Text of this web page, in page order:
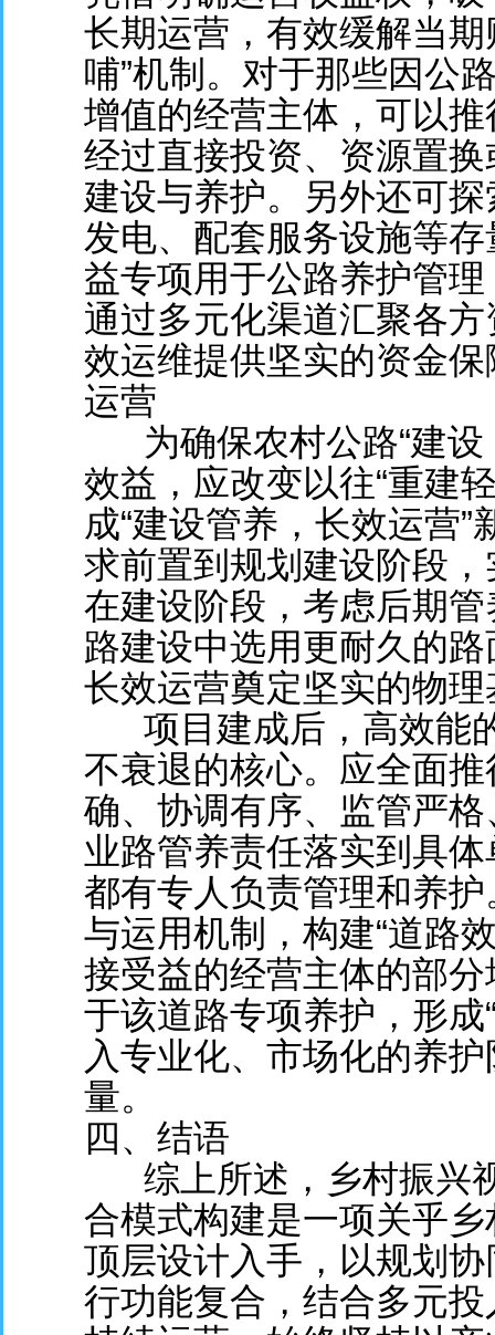
长期运营，有效缓解当
哺”机制。对于那些因公
增值的经营主体，可以
经过直接投资、资源置
建设与养护。另外还可
发电、配套服务设施等
益专项用于公路养护管
通过多元化渠道汇聚各
效运维提供坚实的资金保
运营
为确保农村公路“建
效益，应改变以往“重建
成“建设管养，长效运营
求前置到规划建设阶段
在建设阶段，考虑后期
路建设中选用更耐久的
长效运营奠定坚实的物理
项目建成后，高效能
不衰退的核心。应全面推
确、协调有序、监管严
业路管养责任落实到具
都有专人负责管理和养
与运用机制，构建“道路
接受益的经营主体的部
于该道路专项养护，形成
入专业化、市场化的养
量。
四、结语
综上所述，乡村振兴
合模式构建是一项关乎
顶层设计入手，以规划
行功能复合，结合多元